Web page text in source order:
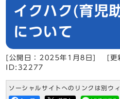
イクハク(育児
について
[公開日：2025年1月8日]
[
ID:32277
ソーシャルサイトへのリンクは別ウ